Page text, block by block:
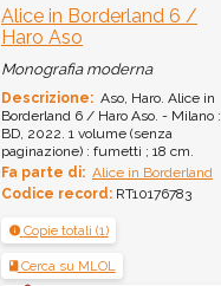
Alice in Borderland 6 /
Haro Aso
Monografia moderna
Descrizione: Aso, Haro. Alice in
Borderland 6 / Haro Aso. - Milano :
BD, 2022. 1 volume (senza
paginazione) : fumetti ; 18 cm.
Fa parte di: Alice in Borderland
Codice record: RT10176783
Copie totali (1)
Cerca su MLOL